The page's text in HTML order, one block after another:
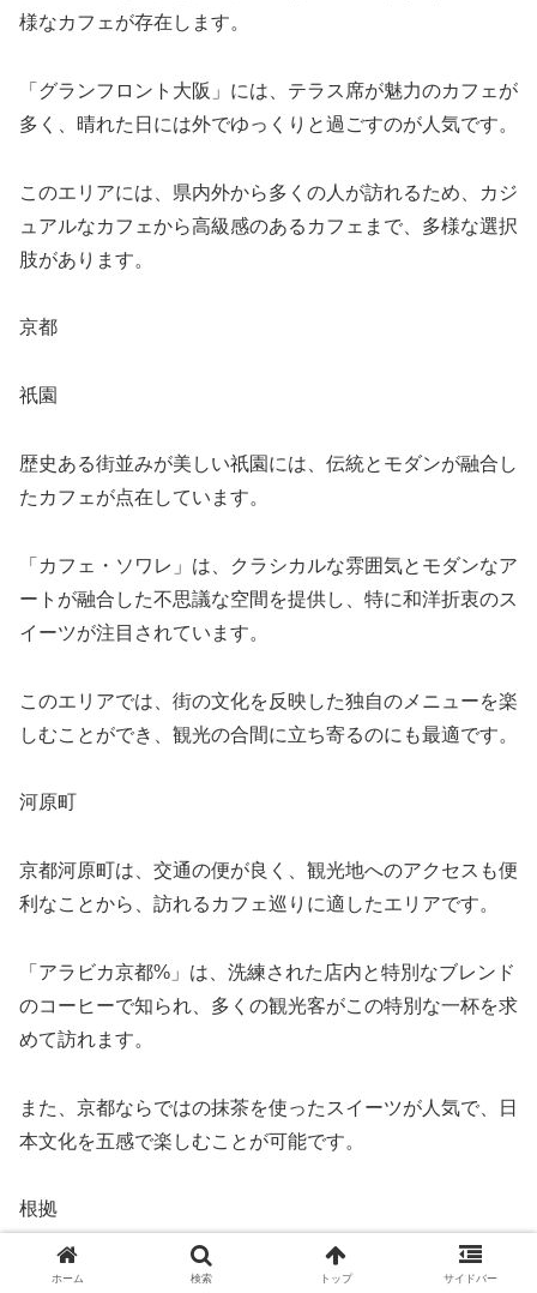
様なカフェが存在します。
「グランフロント大阪」には、テラス席が魅力のカフェが
多く、晴れた日には外でゆっくりと過ごすのが人気です。
このエリアには、県内外から多くの人が訪れるため、カジ
ュアルなカフェから高級感のあるカフェまで、多様な選択
肢があります。
京都
祇園
歴史ある街並みが美しい祇園には、伝統とモダンが融合し
たカフェが点在しています。
「カフェ・ソワレ」は、クラシカルな雰囲気とモダンなア
ートが融合した不思議な空間を提供し、特に和洋折衷のス
イーツが注目されています。
このエリアでは、街の文化を反映した独自のメニューを楽
しむことができ、観光の合間に立ち寄るのにも最適です。
河原町
京都河原町は、交通の便が良く、観光地へのアクセスも便
利なことから、訪れるカフェ巡りに適したエリアです。
「アラビカ京都%」は、洗練された店内と特別なブレンド
のコーヒーで知られ、多くの観光客がこの特別な一杯を求
めて訪れます。
また、京都ならではの抹茶を使ったスイーツが人気で、日
本文化を五感で楽しむことが可能です。
根拠
これらのエリアとカフェが人気である根拠として、
ホーム 検索 トップ サイドバー